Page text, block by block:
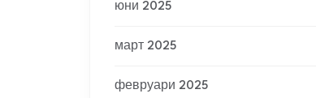
юни 2025
март 2025
февруари 2025